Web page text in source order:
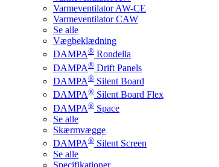
Varmeventilator AW-CE
Varmeventilator CAW
Se alle
Vægbeklædning
DAMPA® Rondella
DAMPA® Drift Panels
DAMPA® Silent Board
DAMPA® Silent Board Flex
DAMPA® Space
Se alle
Skærmvægge
DAMPA® Silent Screen
Se alle
Specifikationer